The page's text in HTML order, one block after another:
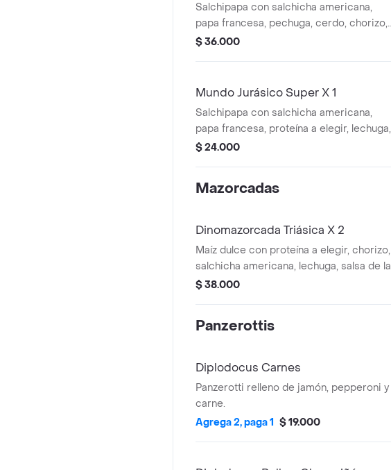
Salchipapa con salchicha americana,
papa francesa, pechuga, cerdo, chorizo,
lechuga, queso costeño, salsa de la casa
$ 36.000
Mundo Jurásico Super X 1
Salchipapa con salchicha americana,
papa francesa, proteína a elegir, lechuga,
queso costeño y salsa de la casa.
$ 24.000
Mazorcadas
Dinomazorcada Triásica X 2
Maíz dulce con proteína a elegir, chorizo,
salchicha americana, lechuga, salsa de la
casa y bañada en queso cheddar, para 2
$ 38.000
Panzerottis
Diplodocus Carnes
Panzerotti relleno de jamón, pepperoni y
carne.
Agrega 2, paga 1 $ 19.000